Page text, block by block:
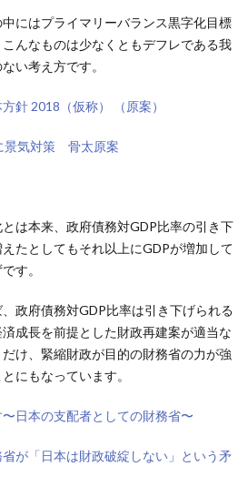
にはプライマリーバランス黒字化目標
んなものは少なくともデフレである我
い考え方です。
針 2018（仮称） （原案）
景気対策 骨太原案
は本来、 政府債務対GDP比率の引き下
たとしてもそれ以上にGDPが増加して
す。
政府債務対GDP比率は引き下げられる
成長を前提とした財政再建案が適当な
け、緊縮財政が目的の財務省の力が強
にもなっています。
日本の支配者としての財務省〜
が「日本は財政破綻しない」という矛